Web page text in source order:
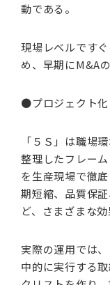
動である。
現場レベルです
め、早期にM&A
●プロジェクト
「５Ｓ」は職場
整理したフレー
を生産現場で徹
期短縮、品質保
ど、さまざまな
実際の運用では
中的に実行する